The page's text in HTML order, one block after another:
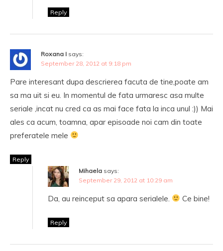
Reply
Roxana I says:
September 28, 2012 at 9:18 pm
Pare interesant dupa descrierea facuta de tine,poate am
sa ma uit si eu. In momentul de fata urmaresc asa multe
seriale ,incat nu cred ca as mai face fata la inca unul :)) Mai
ales ca acum, toamna, apar episoade noi cam din toate
preferatele mele
Reply
Mihaela says:
September 29, 2012 at 10:29 am
Da, au reinceput sa apara serialele. Ce bine!
Reply